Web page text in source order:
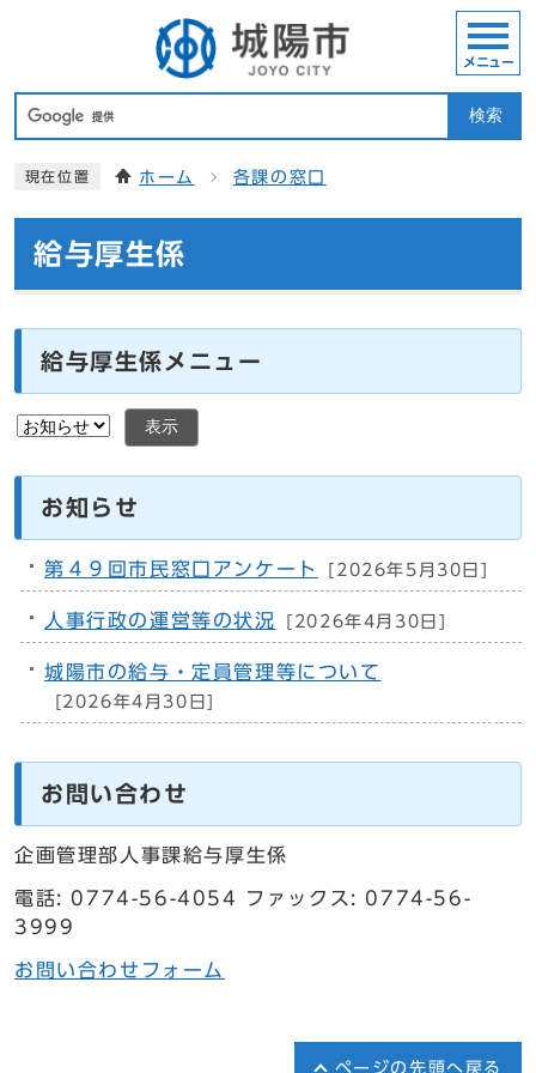
検索
メニュー
現在位置 ホーム 各課の窓口
給与厚生係
給与厚生係メニュー
表示
お知らせ
第４９回市民窓口アンケート [2026年5月30日]
人事行政の運営等の状況 [2026年4月30日]
城陽市の給与・定員管理等について
[2026年4月30日]
お問い合わせ
企画管理部人事課給与厚生係
電話: 0774-56-4054 ファックス: 0774-56-
3999
お問い合わせフォーム
ページの先頭へ戻る